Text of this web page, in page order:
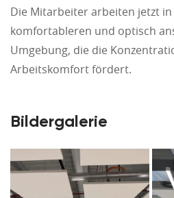
Die Mitarbeiter arbeiten jetzt
komfortableren und optisch
Umgebung, die die
Arbeitskomfort fördert.
Bildergalerie